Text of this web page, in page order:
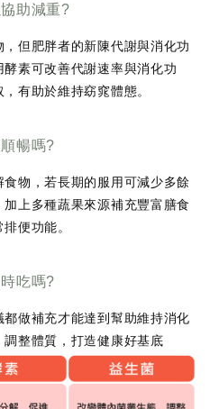
助減重?
但肥胖者的新陳代謝與消化功
素可改善代謝速率與消化功
有助於維持窈窕體態。
暢嗎?
物，若長期的服用可減少多餘
上多種蔬果來源補充豐富膳食
便功能。
吃嗎?
做補充才能達到幫助維持消化
整體質，打造健康好基底